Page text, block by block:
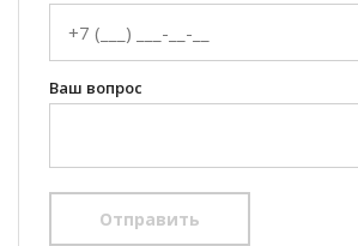
Ваш вопрос
Отправить